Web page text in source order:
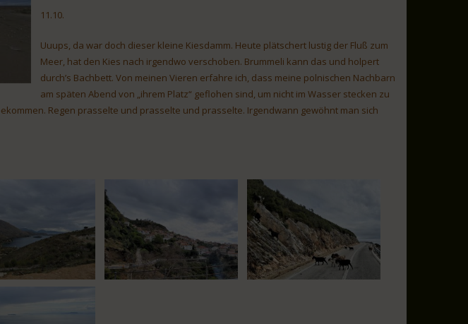
11.10.
Uuups, da war doch dieser kleine Kiesdamm. Heute plätschert lustig der Fluß zum
Meer, hat den Kies nach irgendwo verschoben. Brummeli kann das und holpert
durch’s Bachbett. Von meinen Vieren erfahre ich, dass meine polnischen Nachbarn
am späten Abend von „ihrem Platz“ geflohen sind, um nicht im Wasser stecken zu
Regen prasselte und prasselte und prasselte. Irgendwann gewöhnt man sich